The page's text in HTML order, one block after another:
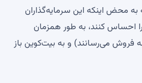
به محض اینکه این سرمایه‌گذاران
احساس کنند، به طور همزمان
فروش می‌رسانند) و به بیت‌کوین باز